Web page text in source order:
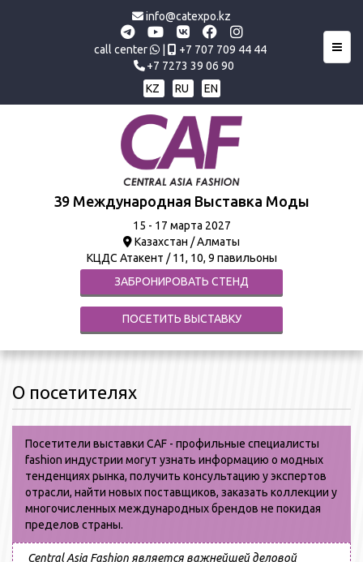
info@catexpo.kz
call center
+7 707 709 44 44
+7 7273 39 06 90
KZ
RU EN
39 Международная Выставка Моды
15 - 17 марта 2027
Казахстан / Алматы
КЦДС Атакент / 11, 10, 9 павильоны
ЗАБРОНИРОВАТЬ СТЕНД
ПОСЕТИТЬ ВЫСТАВКУ
О посетителях
Посетители выставки CAF - профильные специалисты
fashion индустрии могут узнать информацию о модных
тенденциях рынка, получить консультацию у экспертов
отрасли, найти новых поставщиков, заказать коллекции у
многочисленных международных брендов не покидая
пределов страны.
Central Asia Fashion является важнейшей деловой